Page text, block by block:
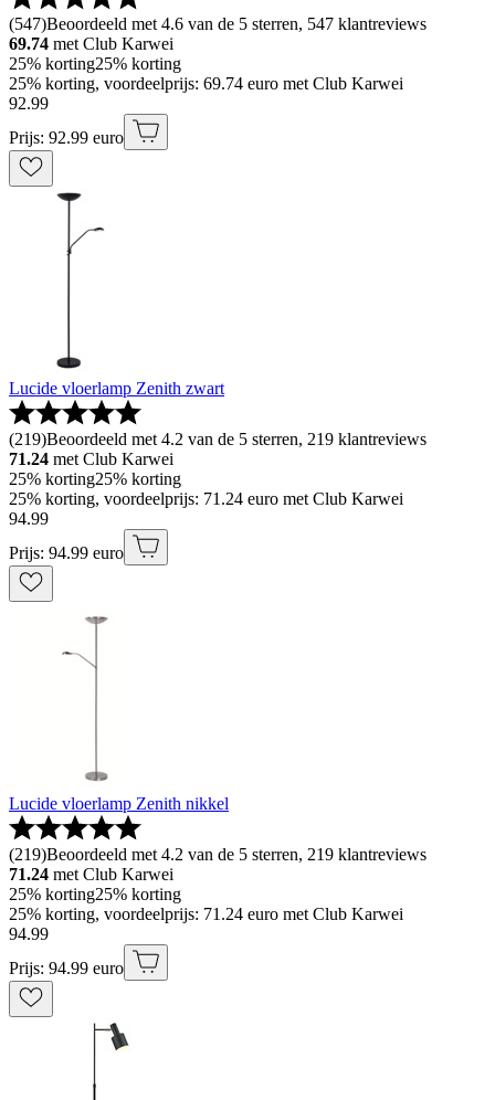
(547)Beoordeeld met 4.6 van de 5 sterren, 547 klantreviews
69.74 met Club Karwei
25% korting25% korting
25% korting, voordeelprijs: 69.74 euro met Club Karwei
92.99
Prijs: 92.99 euro
Lucide vloerlamp Zenith zwart
(219)Beoordeeld met 4.2 van de 5 sterren, 219 klantreviews
71.24 met Club Karwei
25% korting25% korting
25% korting, voordeelprijs: 71.24 euro met Club Karwei
94.99
Prijs: 94.99 euro
Lucide vloerlamp Zenith nikkel
(219)Beoordeeld met 4.2 van de 5 sterren, 219 klantreviews
71.24 met Club Karwei
25% korting25% korting
25% korting, voordeelprijs: 71.24 euro met Club Karwei
94.99
Prijs: 94.99 euro